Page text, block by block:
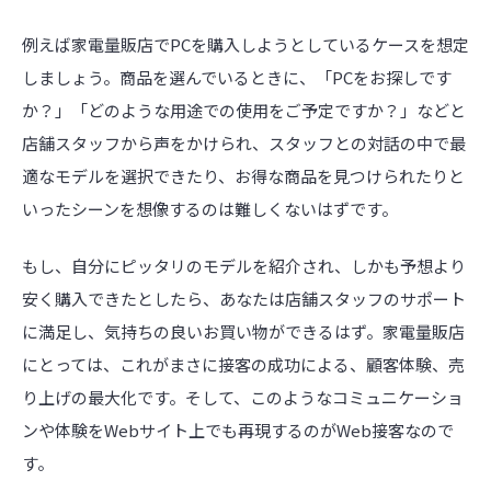
例えば家電量販店でPCを購入しようとしているケースを想定
しましょう。商品を選んでいるときに、「PCをお探しです
か？」「どのような用途での使用をご予定ですか？」などと
店舗スタッフから声をかけられ、スタッフとの対話の中で最
適なモデルを選択できたり、お得な商品を見つけられたりと
いったシーンを想像するのは難しくないはずです。
もし、自分にピッタリのモデルを紹介され、しかも予想より
安く購入できたとしたら、あなたは店舗スタッフのサポート
に満足し、気持ちの良いお買い物ができるはず。家電量販店
にとっては、これがまさに接客の成功による、顧客体験、売
り上げの最大化です。そして、このようなコミュニケーショ
ンや体験をWebサイト上でも再現するのがWeb接客なので
す。